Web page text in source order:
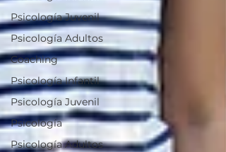
Psicología Juvenil
Psicología Adultos
Coaching
Psicología Infantil
Psicología Juvenil
Psicología
Psicología Adultos